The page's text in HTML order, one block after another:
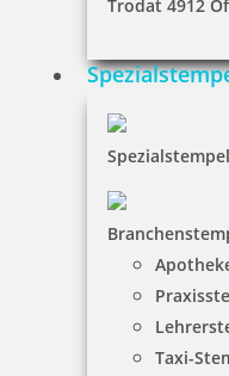
Trodat 4912
Spezialstempel
Taxi-
Jetzt gestalten